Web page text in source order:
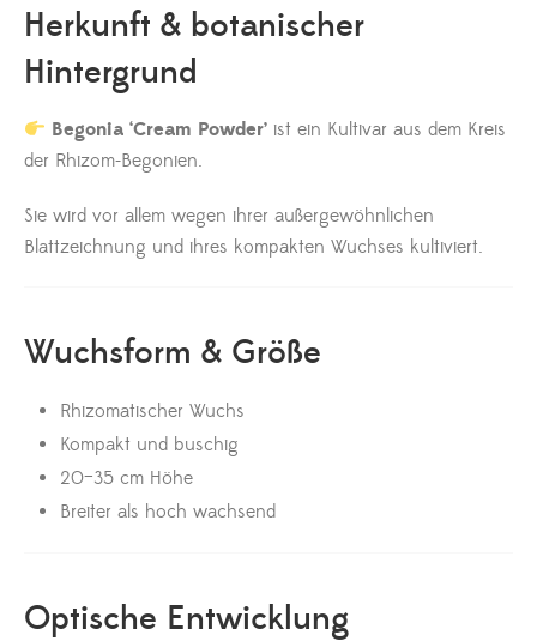
Herkunft & botanischer
Hintergrund
Begonia ‘Cream Powder’ ist ein Kultivar aus dem Kreis
der Rhizom-Begonien.
Sie wird vor allem wegen ihrer außergewöhnlichen
Blattzeichnung und ihres kompakten Wuchses kultiviert.
Wuchsform & Größe
Rhizomatischer Wuchs
Kompakt und buschig
20–35 cm Höhe
Breiter als hoch wachsend
Optische Entwicklung